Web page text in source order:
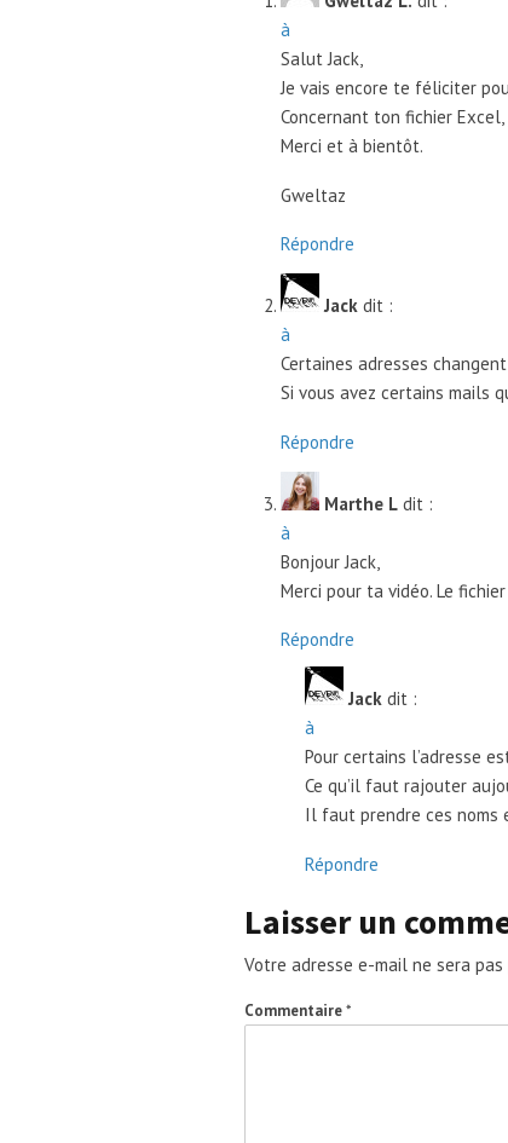
à
Salut Jack,
Je vais encore te féliciter
Concernant ton fichier
Merci et à bientôt.
Gweltaz
Répondre
Jack dit :
à
Certaines adresses
Si vous avez certains mails
Répondre
Marthe L dit :
à
Bonjour Jack,
Merci pour ta vidéo. Le
Répondre
Jack dit :
à
Pour certains l’adresse
Ce qu’il faut rajouter
Il faut prendre ces noms
Répondre
Laisser un
Votre adresse e-mail ne sera pas
Commentaire*